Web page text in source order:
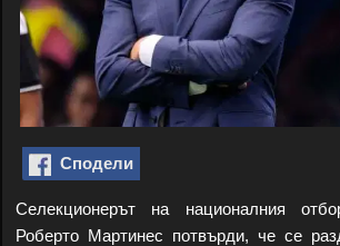
Сподели
Селекционерът на националния
Роберто Мартинес потвърди, че се